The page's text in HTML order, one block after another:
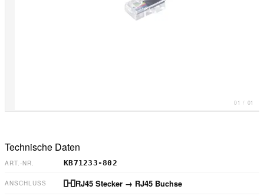
01 / 01
Technische Daten
ART.-NR. KB71233-802
ANSCHLUSS RJ45 Stecker → RJ45 Buchse